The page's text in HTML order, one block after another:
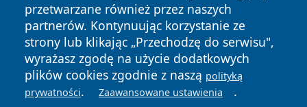
przetwarzane również przez naszych
partnerów. Kontynuując korzystanie ze
strony lub klikając „Przechodzę do serwisu",
wyrażasz zgodę na użycie dodatkowych
plików cookies zgodnie z naszą polityką
prywatności. Zaawansowane ustawienia .
News Autorzy
Polityka
Prywatności
Polityka
Cookies